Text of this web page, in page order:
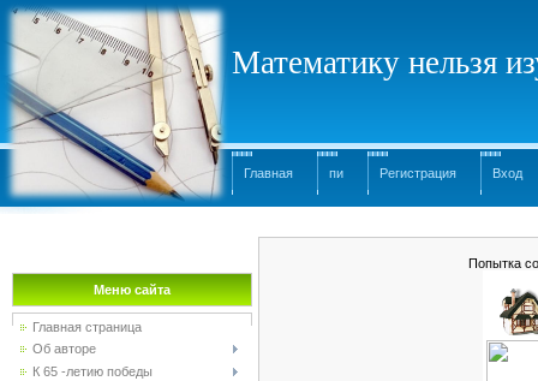
Математику нельзя
Главная пи Регистрация Вход
Меню сайта
Главная страница
Об авторе
К 65 -летию победы
Попытка